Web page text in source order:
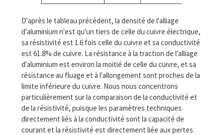
D'après le tableau précédent, la densité de l'alliage
d'aluminium n'est qu'un tiers de celle du cuivre électrique,
sa résistivité est 1.6 fois celle du cuivre et sa conductivité
est 61.8% de cuivre. La résistance à la traction de l'alliage
d'aluminium est environ la moitié de celle du cuivre, et sa
résistance au fluage et à l'allongement sont proches de la
limite inférieure du cuivre. Nous nous concentrons
particulièrement sur la comparaison de la conductivité et
de la résistivité, puisque les paramètres techniques
directement liés à la conductivité sont la capacité de
courant et la résistivité est directement liée aux pertes